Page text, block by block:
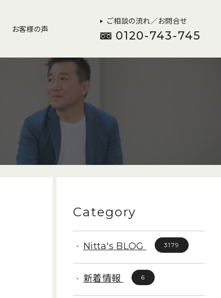
お客様の声
ご相談の流れ／お問合せ
0120-743-745
Category
Nitta's BLOG 3179
新着情報 6